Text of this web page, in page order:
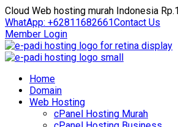
Cloud Web hosting murah Indonesia
WhatApp: +62811682661Contact Us
Member Login
Home
Domain
Web Hosting
cPanel Hosting Murah